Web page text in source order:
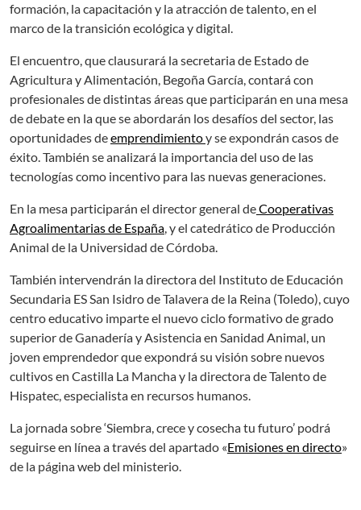
formación, la capacitación y la atracción de talento, en el
marco de la transición ecológica y digital.
El encuentro, que clausurará la secretaria de Estado de
Agricultura y Alimentación, Begoña García, contará con
profesionales de distintas áreas que participarán en una mesa
de debate en la que se abordarán los desafíos del sector, las
oportunidades deemprendimientoy se expondrán casos de
éxito. También se analizará la importancia del uso de las
tecnologías como incentivo para las nuevas generaciones.
En la mesa participarán el director general deCooperativas
Agroalimentarias de España, y el catedrático de Producción
Animal de la Universidad de Córdoba.
También intervendrán la directora del Instituto de Educación
Secundaria ES San Isidro de Talavera de la Reina (Toledo), cuyo
centro educativo imparte el nuevo ciclo formativo de grado
superior de Ganadería y Asistencia en Sanidad Animal, un
joven emprendedor que expondrá su visión sobre nuevos
cultivos en Castilla La Mancha y la directora de Talento de
Hispatec, especialista en recursos humanos.
La jornada sobre ‘Siembra, crece y cosecha tu futuro’ podrá
seguirse en línea a través del apartado «Emisiones en directo»
de la página web del ministerio.